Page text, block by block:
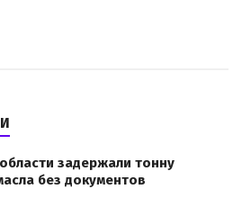
задержали тонну
без документов